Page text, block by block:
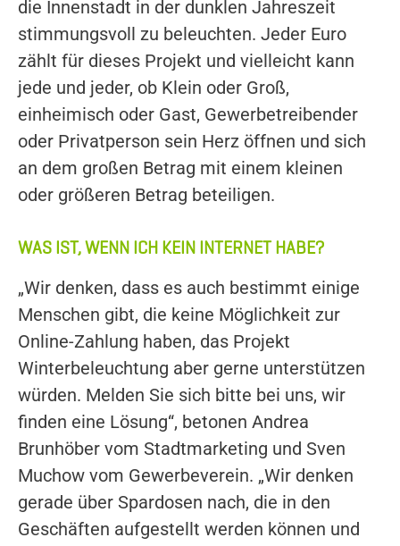
die Innenstadt in der dunklen Jahreszeit
stimmungsvoll zu beleuchten. Jeder Euro
zählt für dieses Projekt und vielleicht kann
jede und jeder, ob Klein oder Groß,
einheimisch oder Gast, Gewerbetreibender
oder Privatperson sein Herz öffnen und sich
an dem großen Betrag mit einem kleinen
oder größeren Betrag beteiligen.
WAS IST, WENN ICH KEIN INTERNET HABE?
„Wir denken, dass es auch bestimmt einige
Menschen gibt, die keine Möglichkeit zur
Online-Zahlung haben, das Projekt
Winterbeleuchtung aber gerne unterstützen
würden. Melden Sie sich bitte bei uns, wir
finden eine Lösung“, betonen Andrea
Brunhöber vom Stadtmarketing und Sven
Muchow vom Gewerbeverein. „Wir denken
gerade über Spardosen nach, die in den
Geschäften aufgestellt werden können und